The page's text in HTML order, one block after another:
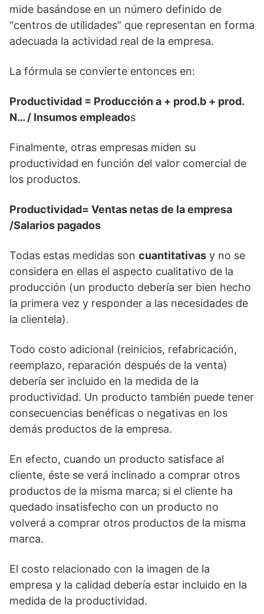
mide basándose en un número definido de
“centros de utilidades” que representan en forma
adecuada la actividad real de la empresa.
La fórmula se convierte entonces en:
Productividad = Producción a + prod.b + prod.
N… / Insumos empleados
Finalmente, otras empresas miden su
productividad en función del valor comercial de
los productos.
Productividad= Ventas netas de la empresa
/Salarios pagados
Todas estas medidas son cuantitativas y no se
considera en ellas el aspecto cualitativo de la
producción (un producto debería ser bien hecho
la primera vez y responder a las necesidades de
la clientela).
Todo costo adicional (reinicios, refabricación,
reemplazo, reparación después de la venta)
debería ser incluido en la medida de la
productividad. Un producto también puede tener
consecuencias benéficas o negativas en los
demás productos de la empresa.
En efecto, cuando un producto satisface al
cliente, éste se verá inclinado a comprar otros
productos de la misma marca; si el cliente ha
quedado insatisfecho con un producto no
volverá a comprar otros productos de la misma
marca.
El costo relacionado con la imagen de la
empresa y la calidad debería estar incluido en la
medida de la productividad.